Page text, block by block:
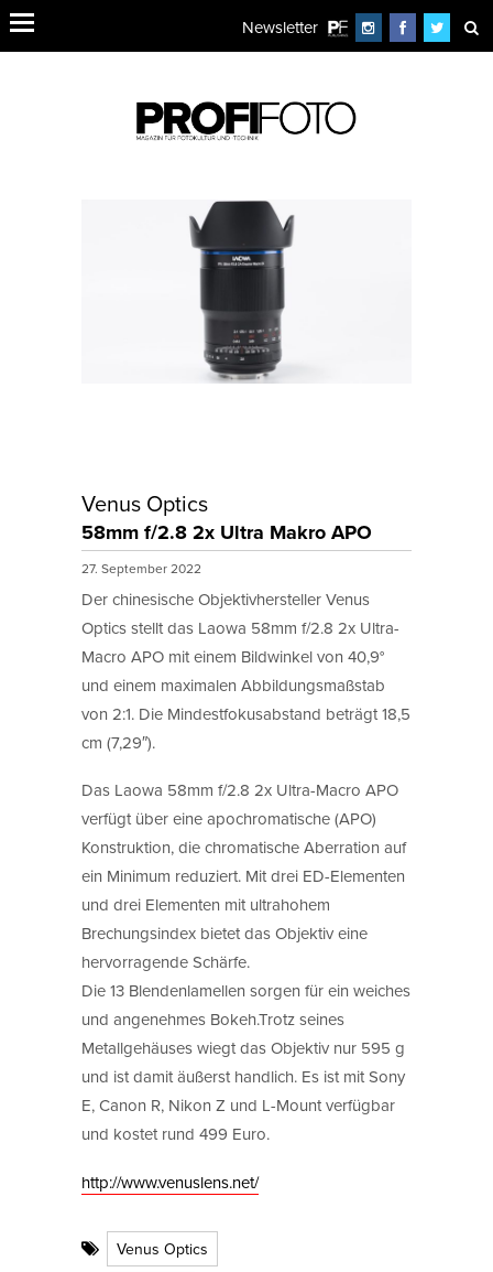
Newsletter
Venus Optics
58mm f/2.8 2x Ultra Makro APO
27. September 2022
Der chinesische Objektivhersteller Venus
Optics stellt das Laowa 58mm f/2.8 2x Ultra-
Macro APO mit einem Bildwinkel von 40,9°
und einem maximalen Abbildungsmaßstab
von 2:1. Die Mindestfokusabstand beträgt 18,5
cm (7,29″).
Das Laowa 58mm f/2.8 2x Ultra-Macro APO
verfügt über eine apochromatische (APO)
Konstruktion, die chromatische Aberration auf
ein Minimum reduziert. Mit drei ED-Elementen
und drei Elementen mit ultrahohem
Brechungsindex bietet das Objektiv eine
hervorragende Schärfe.
Die 13 Blendenlamellen sorgen für ein weiches
und angenehmes Bokeh.Trotz seines
Metallgehäuses wiegt das Objektiv nur 595 g
und ist damit äußerst handlich. Es ist mit Sony
E, Canon R, Nikon Z und L-Mount verfügbar
und kostet rund 499 Euro.
http://www.venuslens.net/
Venus Optics